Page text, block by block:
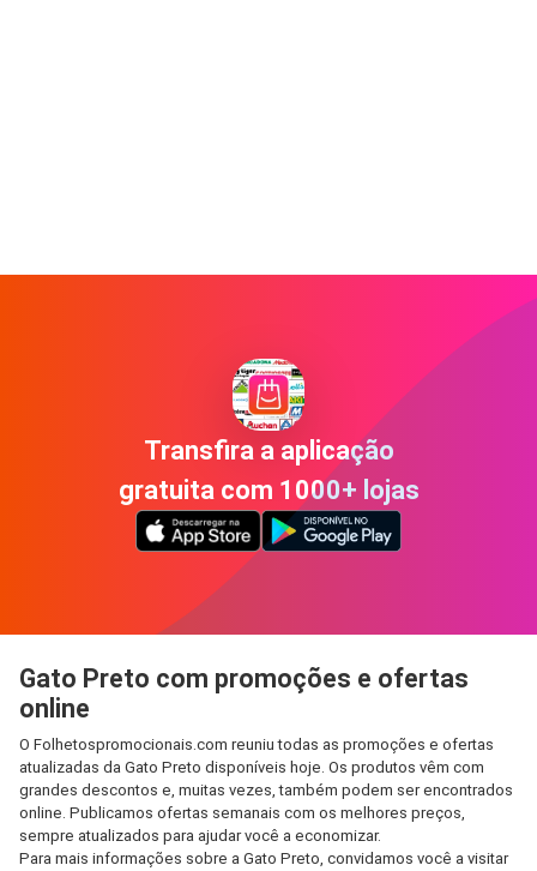
Transfira a aplicação
gratuita com 1000+ lojas
Gato Preto com promoções e ofertas
online
O Folhetospromocionais.com reuniu todas as promoções e ofertas
atualizadas da Gato Preto disponíveis hoje. Os produtos vêm com
grandes descontos e, muitas vezes, também podem ser encontrados
online. Publicamos ofertas semanais com os melhores preços,
sempre atualizados para ajudar você a economizar.
Para mais informações sobre a Gato Preto, convidamos você a visitar